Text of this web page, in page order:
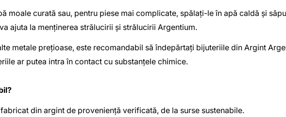
moale curată sau, pentru piese mai complicate, spălați-le în apă caldă și
ajuta la menținerea strălucirii și strălucirii Argentium.
metale prețioase, este recomandabil să îndepărtați bijuteriile din Argint
ar putea intra în contact cu substanțele chimice.
din argint de proveniență verificată, de la surse sustenabile.